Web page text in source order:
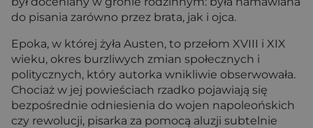
do pisania zarówno przez brata, jak i ojca.
Epoka, w której żyła Austen, to przełom XVIII i XIX
wieku, okres burzliwych zmian społecznych i
politycznych, który autorka wnikliwie obserwowała.
Chociaż w jej powieściach rzadko pojawiają się
bezpośrednie odniesienia do wojen napoleońskich
czy rewolucji, pisarka za pomocą aluzji subtelnie